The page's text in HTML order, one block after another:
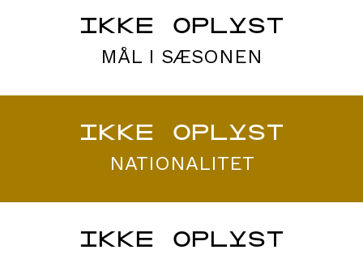
IKKE OPLYST
MÅL I SÆSONEN
IKKE OPLYST
NATIONALITET
IKKE OPLYST